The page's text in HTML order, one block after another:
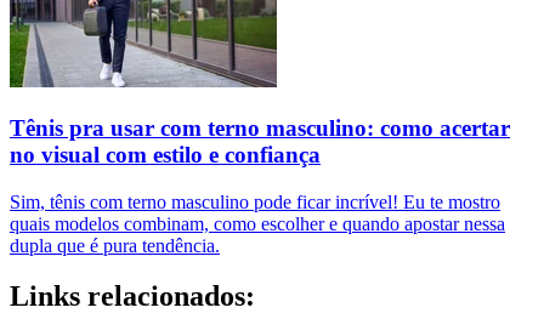
Tênis pra usar com terno masculino: como acertar
no visual com estilo e confiança
Sim, tênis com terno masculino pode ficar incrível! Eu te mostro
quais modelos combinam, como escolher e quando apostar nessa
dupla que é pura tendência.
Links relacionados: